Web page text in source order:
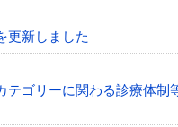
更新しました
ゴリーに関わる診療体制